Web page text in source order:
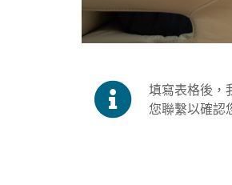
填寫表格後，
您聯繫以確認